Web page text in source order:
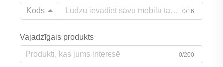
Kods
0/16
Vajadzīgais produkts
0/200